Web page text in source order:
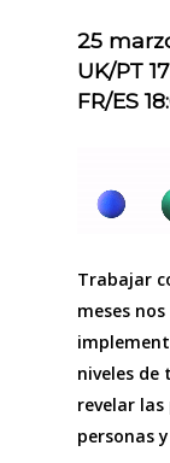
25
UK/PT
FR/ES
Trabajar
meses
niveles de
revelar
personas